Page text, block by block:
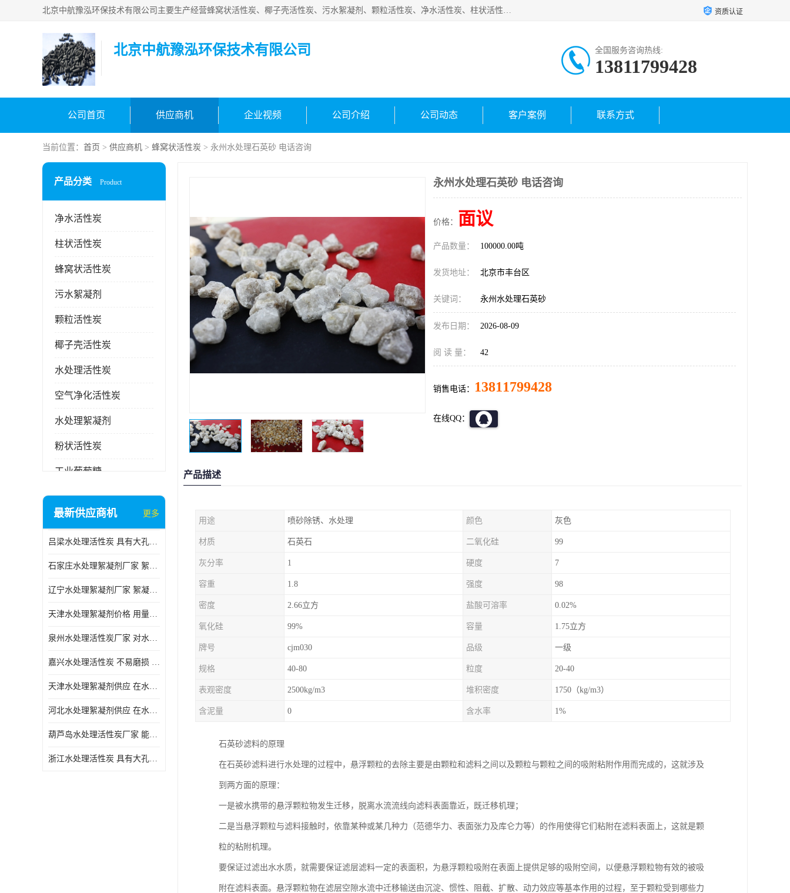
北京中航豫泓环保技术有限公司主要生产经营蜂窝状活性炭、椰子壳活性炭、污水絮凝剂、颗粒活性炭、净水活性炭、柱状活性炭等水处理和空气净化产品，品质信赖、服务保障。是您理想的合作伙伴。欢迎来电咨询！ 资质认证
北京中航豫泓环保技术有限公司 全国服务咨询热线:
13811799428
公司首页 供应商机 企业视频 公司介绍 公司动态 客户案例 联系方式
当前位置： 首页 > 供应商机 > 蜂窝状活性炭 > 永州水处理石英砂 电话咨询
产品分类 Product
净水活性炭
柱状活性炭
蜂窝状活性炭
污水絮凝剂
颗粒活性炭
椰子壳活性炭
水处理活性炭
空气净化活性炭
水处理絮凝剂
粉状活性炭
工业葡萄糖
废气处理活性炭
块状活性炭
最新供应商机 更多
吕梁水处理活性炭 具有大孔结构 适用于多种水处理工艺和需求
石家庄水处理絮凝剂厂家 絮凝速度快 便于后续的沉淀和过滤处理
辽宁水处理絮凝剂厂家 絮凝效果好 使水质得到明显的改善
天津水处理絮凝剂价格 用量相对较少 便于后续的沉淀和过滤处理
泉州水处理活性炭厂家 对水中的微小颗粒有较好的去除效果
嘉兴水处理活性炭 不易磨损 碎裂和粉化 能够吸附大分子有机物
天津水处理絮凝剂供应 在水中的稳定性较好 絮凝速度快
河北水处理絮凝剂供应 在水中的稳定性较好 用量相对较少
葫芦岛水处理活性炭厂家 能够吸附大分子有机物 可再生能力较强
浙江水处理活性炭 具有大孔结构 具有较高的吸附能力
永州水处理石英砂 电话咨询
价格： 面议
产品数量： 100000.00吨
发货地址： 北京市丰台区
关键词： 永州水处理石英砂
发布日期： 2026-08-09
阅 读 量： 42
销售电话： 13811799428
在线QQ：
产品描述
用途 喷砂除锈、水处理 颜色 灰色
材质 石英石 二氧化硅 99
灰分率 1 硬度 7
容重 1.8 强度 98
密度 2.66立方 盐酸可溶率 0.02%
氧化硅 99% 容量 1.75立方
牌号 cjm030 品级 一级
规格 40-80 粒度 20-40
表观密度 2500kg/m3 堆积密度 1750（kg/m3）
含泥量 0 含水率 1%
石英砂滤料的原理
在石英砂滤料进行水处理的过程中，悬浮颗粒的去除主要是由颗粒和滤料之间以及颗粒与颗粒之间的吸附粘附作用而完成的，这就涉及
到两方面的原理：
一是被水携带的悬浮颗粒物发生迁移，脱离水流流线向滤料表面靠近，既迁移机理；
二是当悬浮颗粒与滤料接触时，依靠某种或某几种力（范德华力、表面张力及库仑力等）的作用使得它们粘附在滤料表面上，这就是颗
粒的粘附机理。
要保证过滤出水水质，就需要保证滤层滤料一定的表面积，为悬浮颗粒吸附在表面上提供足够的吸附空间，以便悬浮颗粒物有效的被吸
附在滤料表面。悬浮颗粒物在滤层空隙水流中迁移输送由沉淀、惯性、阻截、扩散、动力效应等基本作用的过程，至于颗粒受到哪些力